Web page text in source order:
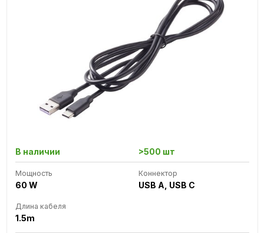
В наличии >500 шт
Мощность
60 W
Коннектор
USB A, USB C
Длина кабеля
1.5m